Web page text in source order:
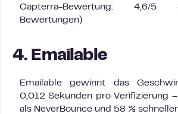
Capterra-Bewertung: 4,6/5
Bewertungen)
4. Emailable
Emailable gewinnt das
0,012 Sekunden pro Verifizierung
als NeverBounce und 58 %